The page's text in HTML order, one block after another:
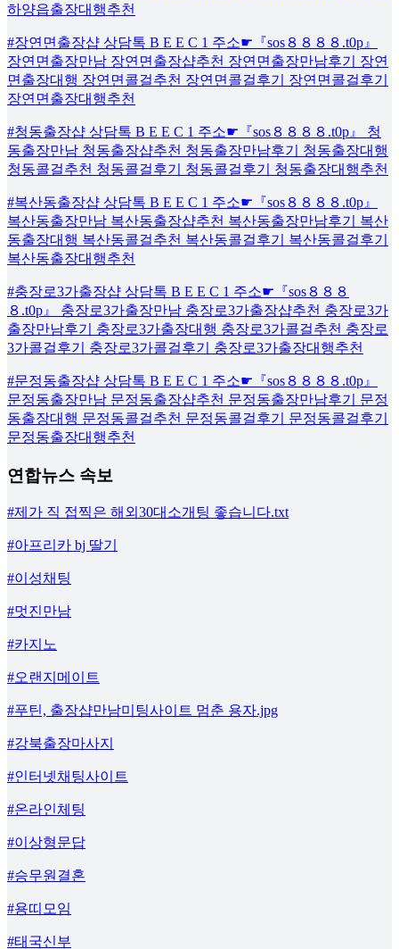
하양읍출장대행추천
#장연면출장샵 상담톡 B E E C 1 주소☛『sos８８８８.t0p』
장연면출장만남 장연면출장샵추천 장연면출장만남후기 장연
면출장대행 장연면콜걸추천 장연면콜걸후기 장연면콜걸후기
장연면출장대행추천
#청동출장샵 상담톡 B E E C 1 주소☛『sos８８８８.t0p』 청
동출장만남 청동출장샵추천 청동출장만남후기 청동출장대행
청동콜걸추천 청동콜걸후기 청동콜걸후기 청동출장대행추천
#복산동출장샵 상담톡 B E E C 1 주소☛『sos８８８８.t0p』
복산동출장만남 복산동출장샵추천 복산동출장만남후기 복산
동출장대행 복산동콜걸추천 복산동콜걸후기 복산동콜걸후기
복산동출장대행추천
#충장로3가출장샵 상담톡 B E E C 1 주소☛『sos８８８
８.t0p』 충장로3가출장만남 충장로3가출장샵추천 충장로3가
출장만남후기 충장로3가출장대행 충장로3가콜걸추천 충장로
3가콜걸후기 충장로3가콜걸후기 충장로3가출장대행추천
#문정동출장샵 상담톡 B E E C 1 주소☛『sos８８８８.t0p』
문정동출장만남 문정동출장샵추천 문정동출장만남후기 문정
동출장대행 문정동콜걸추천 문정동콜걸후기 문정동콜걸후기
문정동출장대행추천
연합뉴스 속보
#제가 직 접찍은 해외30대소개팅 좋습니다.txt
#아프리카 bj 딸기
#이성채팅
#멋진만남
#카지노
#오랜지메이트
#푸틴, 출장샵만남미팅사이트 멈춘 용자.jpg
#강북출장마사지
#인터넷채팅사이트
#온라인체팅
#이상형문답
#승무원결혼
#용띠모임
#태국신부